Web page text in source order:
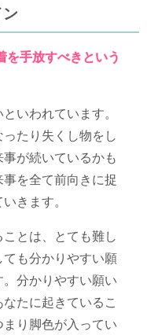
を手放すべきという
いわれています。
たり失くし物をし
が続いているかも
を全て前向きに捉
きます。
とは、とても難し
も分かりやすい願
分かりやすい願い
たに起きているこ
り脚色が入ってい